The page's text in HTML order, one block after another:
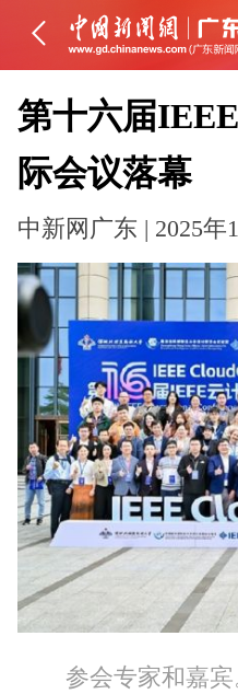
第十六届
际会议落幕
中新网广东 | 2025年
参会专家和嘉